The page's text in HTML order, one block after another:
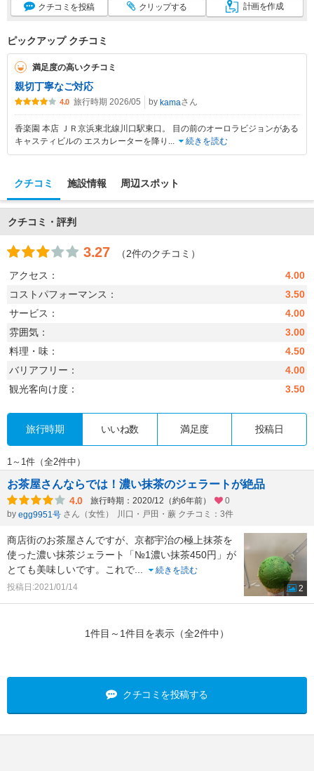
クチコミ を投稿 クリップする 計画を作成
ピックアップ クチコミ
満足度の高いクチコミ
親切丁寧なご対応
4.0 旅行時期 2026/05 by kamaさん
香楽園 本店 ＪＲ京浜東北線川口駅東口。 目の前のオーロラビジョンがある
キャスティビルの エスカレーターを降り ... 続きを読む
クチコミ 施設情報 周辺スポット
クチコミ・評判
3.27
（2件のクチコミ）
アクセス：
4.00
コストパフォーマンス：
3.50
サービス：
4.00
雰囲気：
3.00
料理・味：
4.50
バリアフリー：
4.00
観光客向け度：
3.50
旅行時期 いいね数 満足度 投稿日
1～1件（全2件中）
お茶屋さんならでは！濃い抹茶のジェラートが絶品
4.0 旅行時期：2020/12（約6年前）
0
by egg9951号 さん（女性） 川口・戸田・蕨 クチコミ：3件
商店街のお茶屋さんですが、京都宇治の極上抹茶を
使った濃い抹茶ジェラート「№1濃い抹茶450円」が
とても美味しいです。これで
続きを読む
投稿日:2021/01/14
2
1件目～1件目を表示（全2件中）
クチコミを投稿する